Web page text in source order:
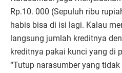
Rp.10. 000 (Sepuluh ribu
habis bisa di isi lagi. Kalau
langsung jumlah kreditnya
kreditnya pakai kunci yang di
“Tutup narasumber yang